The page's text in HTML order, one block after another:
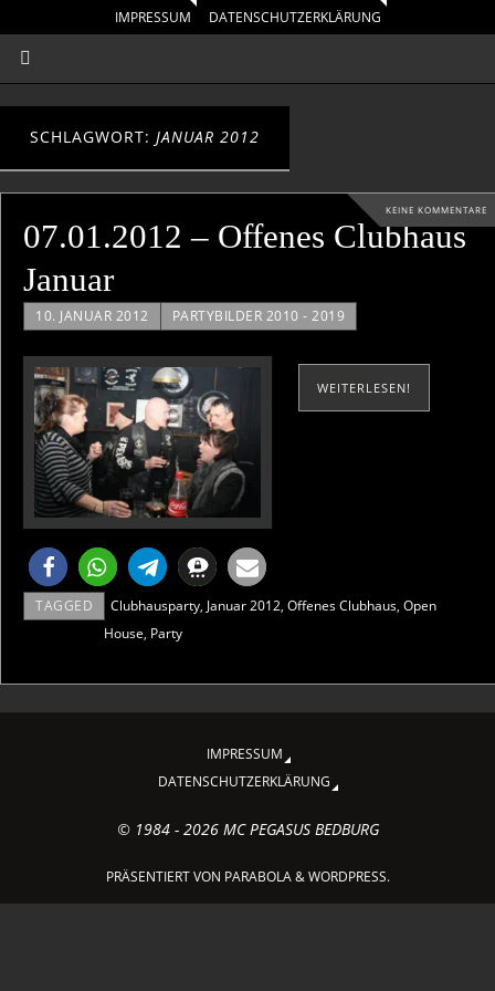
IMPRESSUM DATENSCHUTZERKLÄRUNG
SCHLAGWORT: JANUAR 2012
KEINE KOMMENTARE
07.01.2012 – Offenes Clubhaus
Januar
10. JANUAR 2012 PARTYBILDER 2010 - 2019
WEITERLESEN!
TAGGED Clubhausparty,Januar 2012,Offenes Clubhaus,Open
House, Party
IMPRESSUM
DATENSCHUTZERKLÄRUNG
© 1984 - 2026 MC PEGASUS BEDBURG
PRÄSENTIERT VON PARABOLA&WORDPRESS.